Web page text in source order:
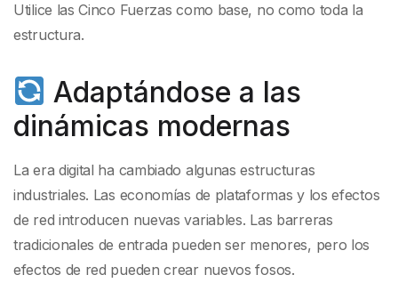
Utilice las Cinco Fuerzas como base, no como toda la
estructura.
Adaptándose a las
dinámicas modernas
La era digital ha cambiado algunas estructuras
industriales. Las economías de plataformas y los efectos
de red introducen nuevas variables. Las barreras
tradicionales de entrada pueden ser menores, pero los
efectos de red pueden crear nuevos fosos.